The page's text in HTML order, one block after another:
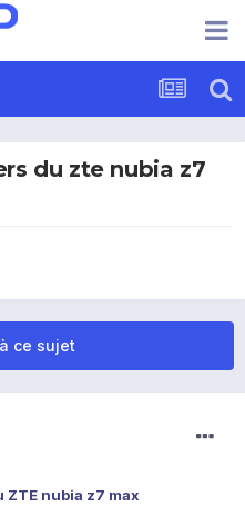
du zte nubia z7
ce sujet
nubia z7 max